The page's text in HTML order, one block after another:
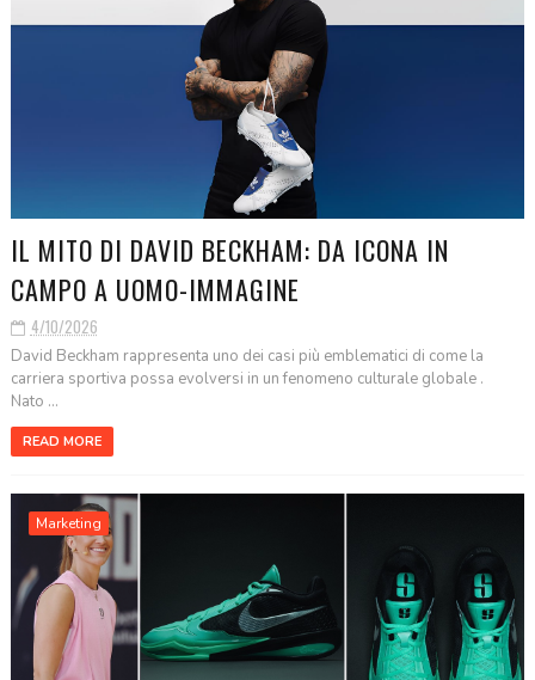
IL MITO DI DAVID BECKHAM: DA ICONA IN
CAMPO A UOMO-IMMAGINE
4/10/2026
David Beckham rappresenta uno dei casi più emblematici di come la
carriera sportiva possa evolversi in un fenomeno culturale globale .
Nato ...
READ MORE
Marketing